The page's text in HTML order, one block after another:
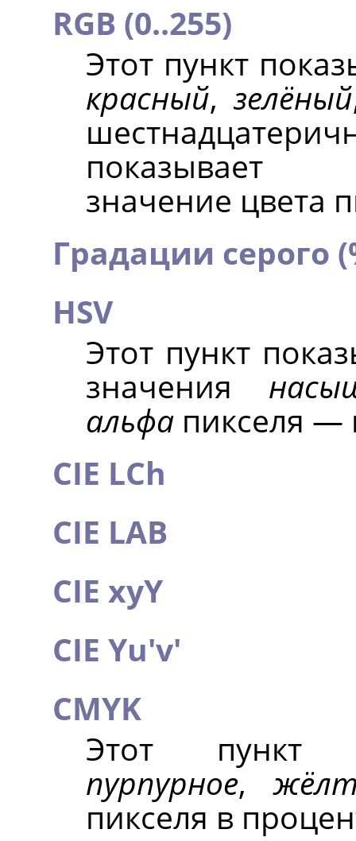
RGB (0..255)
Этот пункт
красный, зелёный
показывает
значение цвета
Градации серого
HSV
Этот пункт
значения
альфапикселя —
CIE LCh
CIE LAB
CIE xyY
CIE Yu'v'
CMYK
Этот пункт
пурпурное,
пикселя в